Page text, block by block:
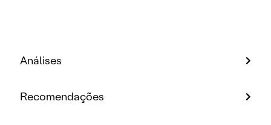
Análises
Recomendações